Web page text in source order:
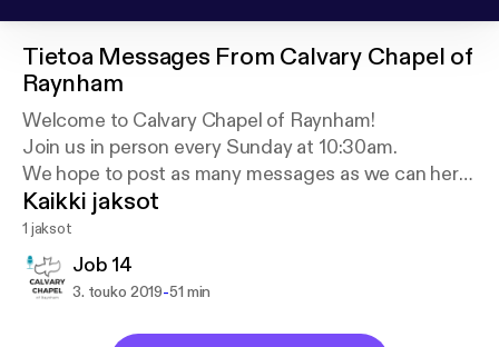
Tietoa Messages From Calvary Chapel of
Raynham
Welcome to Calvary Chapel of Raynham!
Join us in person every Sunday at 10:30am.
We hope to post as many messages as we can here,
as we go through the Bible verse by verse.
For more information, visit CCRaynham.org
Kaikki jaksot
1 jaksot
Job 14
3. touko 2019-51 min